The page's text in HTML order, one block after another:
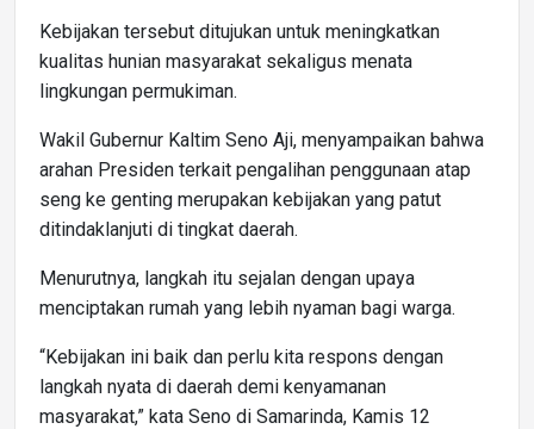
Kebijakan tersebut ditujukan untuk meningkatkan
kualitas hunian masyarakat sekaligus menata
lingkungan permukiman.
Wakil Gubernur Kaltim Seno Aji, menyampaikan bahwa
arahan Presiden terkait pengalihan penggunaan atap
seng ke genting merupakan kebijakan yang patut
ditindaklanjuti di tingkat daerah.
Menurutnya, langkah itu sejalan dengan upaya
menciptakan rumah yang lebih nyaman bagi warga.
“Kebijakan ini baik dan perlu kita respons dengan
langkah nyata di daerah demi kenyamanan
masyarakat,” kata Seno di Samarinda, Kamis 12